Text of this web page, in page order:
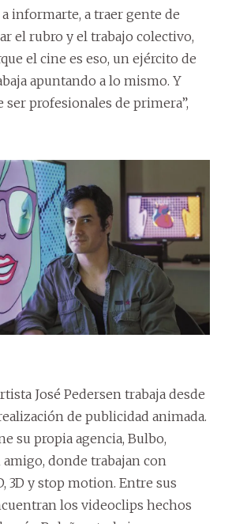
informarte, a traer gente de
el rubro y el trabajo colectivo,
el cine es eso, un ejército de
apuntando a lo mismo. Y
profesionales de primera”,
José Pedersen trabaja desde
de publicidad animada.
su propia agencia, Bulbo,
donde trabajan con
3D y stop motion. Entre sus
los videoclips hechos